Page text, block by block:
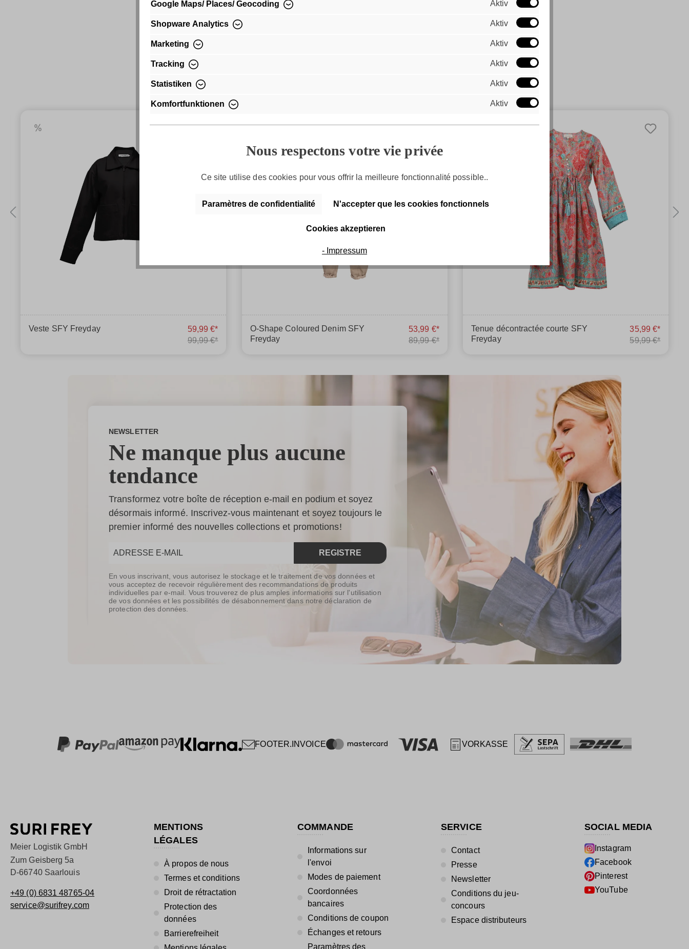
Veste SFY Freyday
59,99 €*
99,99 €*
O-Shape Coloured Denim SFY
Freyday
53,99 €*
89,99 €*
Tenue décontractée courte SFY
Freyday
35,99 €*
59,99 €*
NEWSLETTER
Ne manque plus aucune
tendance
Transformez votre boîte de réception e-mail en podium et soyez
désormais informé. Inscrivez-vous maintenant et soyez toujours le
premier informé des nouvelles collections et promotions!
REGISTRE
En vous inscrivant, vous autorisez le stockage et le traitement de vos données et
vous acceptez de recevoir régulièrement des recommandations de produits
individuelles par e-mail. Vous trouverez de plus amples informations sur l'utilisation
de vos données et les possibilités de désabonnement dans notre déclaration de
protection des données.
FOOTER.INVOICE VORKASSE
Meier Logistik GmbH
Zum Geisberg 5a
D-66740 Saarlouis
+49 (0) 6831 48765-04
service@surifrey.com
MENTIONS
LÉGALES
À propos de nous
Termes et conditions
Droit de rétractation
Protection des
données
Barrierefreiheit
COMMANDE
Informations sur
l'envoi
Modes de paiement
Coordonnées
bancaires
Conditions de coupon
Échanges et retours
Paramètres des
SERVICE
Contact
Presse
Newsletter
Conditions du jeu-
concours
Espace distributeurs
SOCIAL MEDIA
Instagram
Facebook
Pinterest
YouTube
Google Maps/ Places/ Geocoding Aktiv
Shopware Analytics Aktiv
Marketing Aktiv
Tracking Aktiv
Statistiken Aktiv
Komfortfunktionen Aktiv
Nous respectons votre vie privée
Ce site utilise des cookies pour vous offrir la meilleure fonctionnalité possible..
Paramètres de confidentialité N'accepter que les cookies fonctionnels
Cookies akzeptieren
- Impressum